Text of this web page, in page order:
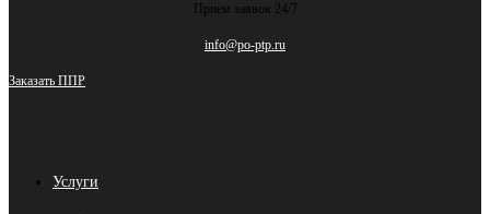
Прием заявок 24/7
info@po-ptp.ru
Заказать ППР
Услуги